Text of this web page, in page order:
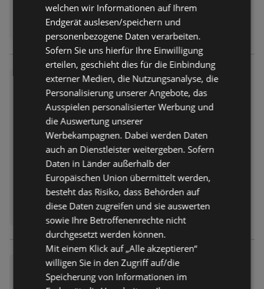
Lidl: Wochenangebote
Prospekt nicht mehr gültig
Abgelaufen am: 01.08.2026
Entfernt:
Lidl: Wochenangebote
Prospekt nicht mehr gültig
welchen wir Informationen auf Ihrem
Endgerät auslesen/speichern und
personenbezogene Daten verarbeiten.
Sofern Sie uns hierfür Ihre Einwilligung
erteilen, geschieht dies für die Einbindung
externer Medien, die Nutzungsanalyse, die
Personalisierung unserer Angebote, das
Ausspielen personalisierter Werbung und
die Auswertung unserer
Werbekampagnen. Dabei werden Daten
auch an Dienstleister weitergeben. Sofern
Daten in Länder außerhalb der
Europäischen Union übermittelt werden,
besteht das Risiko, dass Behörden auf
diese Daten zugreifen und sie auswerten
sowie Ihre Betroffenenrechte nicht
durchgesetzt werden können.
Mit einem Klick auf „Alle akzeptieren“
willigen Sie in den Zugriff auf/die
Speicherung von Informationen im